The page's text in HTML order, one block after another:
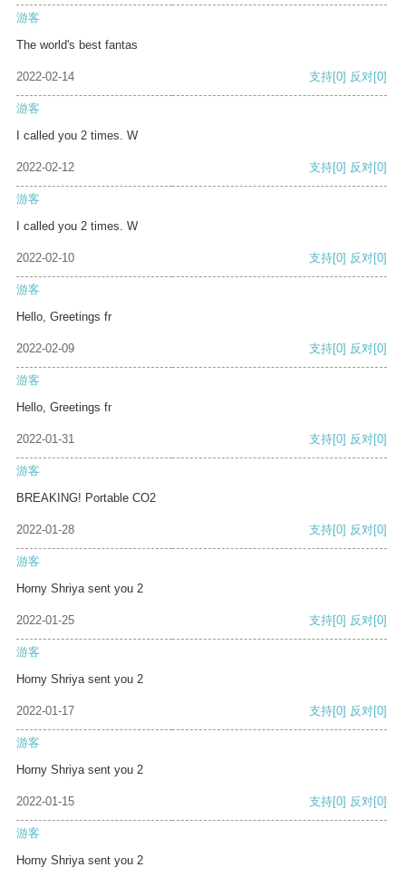
游客
The world's best fantas
2022-02-14 支持[0] 反对[0]
游客
I called you 2 times. W
2022-02-12 支持[0] 反对[0]
游客
I called you 2 times. W
2022-02-10 支持[0] 反对[0]
游客
Hello, Greetings fr
2022-02-09 支持[0] 反对[0]
游客
Hello, Greetings fr
2022-01-31 支持[0] 反对[0]
游客
BREAKING! Portable CO2
2022-01-28 支持[0] 反对[0]
游客
Horny Shriya sent you 2
2022-01-25 支持[0] 反对[0]
游客
Horny Shriya sent you 2
2022-01-17 支持[0] 反对[0]
游客
Horny Shriya sent you 2
2022-01-15 支持[0] 反对[0]
游客
Horny Shriya sent you 2